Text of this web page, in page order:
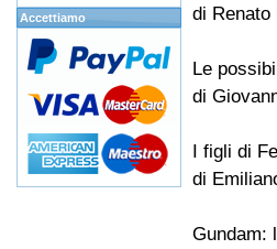
di Renato
Le
di
I figli di
di
Gundam:
Accettiamo